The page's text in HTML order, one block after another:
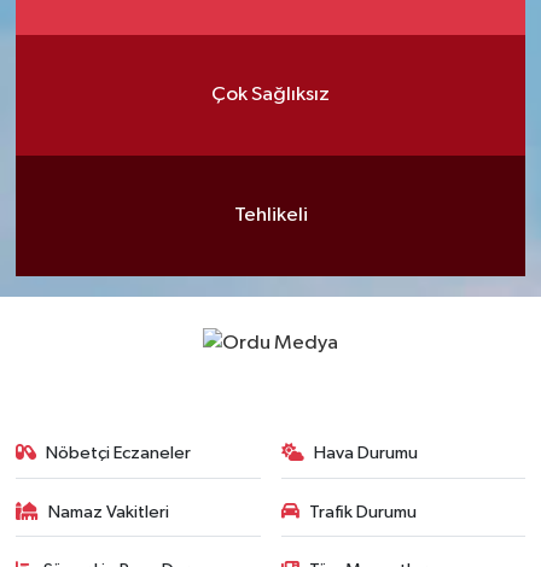
Çok Sağlıksız
Tehlikeli
Nöbetçi Eczaneler Hava Durumu
Namaz Vakitleri Trafik Durumu